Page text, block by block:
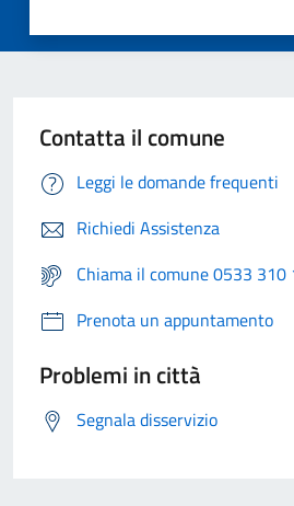
Contatta il comune
Leggi le domande frequenti
Richiedi Assistenza
Chiama il comune 0533 310
Prenota un appuntamento
Problemi in città
Segnala disservizio